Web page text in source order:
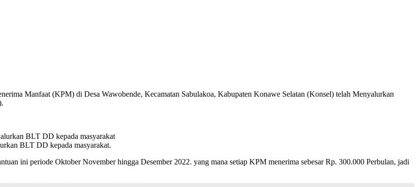
Manfaat (KPM) di Desa Wawobende, Kecamatan Sabulakoa, Kabupaten Konawe Selatan (Konsel) telah Menyalurkan
BLT DD kepada masyarakat.
ini periode Oktober November hingga Desember 2022. yang mana setiap KPM menerima sebesar Rp. 300.000 Perbulan, jadi